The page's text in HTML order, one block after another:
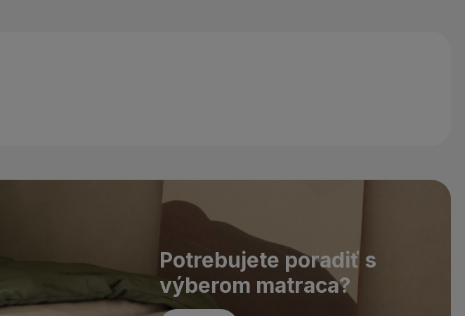
Potrebujete poradiť s
výberom matraca?